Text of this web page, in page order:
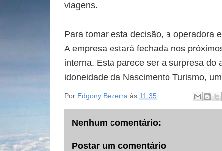
viagens.
Para tomar esta decisão, a operadora
A empresa estará fechada nos
interna. Esta parece ser a surpresa do
idoneidade da Nascimento Turismo,
Por Edgony Bezerra às 11:35
Nenhum comentário:
Postar um comentário